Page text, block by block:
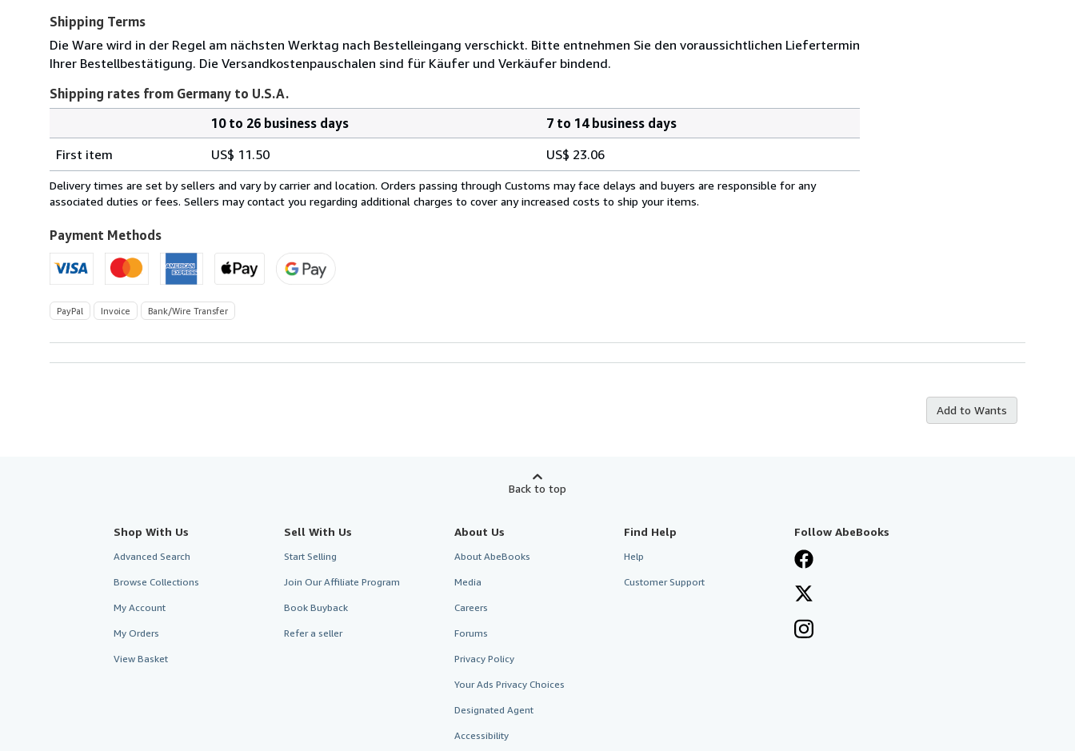
Shipping Terms
Die Ware wird in der Regel am nächsten Werktag nach Bestelleingang verschickt. Bitte entnehmen Sie den voraussichtlichen Liefertermin
Ihrer Bestellbestätigung. Die Versandkostenpauschalen sind für Käufer und Verkäufer bindend.
Shipping rates from Germany to U.S.A.
rates
from
Germany
U.S.A.
10 to 26 business days
7 to 14 business days
First item
US$ 11.50 US$ 23.06
Delivery times are set by sellers and vary by carrier and location. Orders passing through Customs may face delays and buyers are responsible for any
associated duties or fees. Sellers may contact you regarding additional charges to cover any increased costs to ship your items.
Payment Methods
PayPal Invoice Bank/Wire Transfer
Add to Wants
Back to top
Shop With Us
Advanced Search
Browse Collections
My Account
My Orders
View Basket
Sell With Us
Start Selling
Join Our Affiliate Program
Book Buyback
Refer a seller
About Us
About AbeBooks
Media
Careers
Forums
Privacy Policy
Your Ads Privacy Choices
Designated Agent
Accessibility
Find Help
Help
Customer Support
Follow AbeBooks